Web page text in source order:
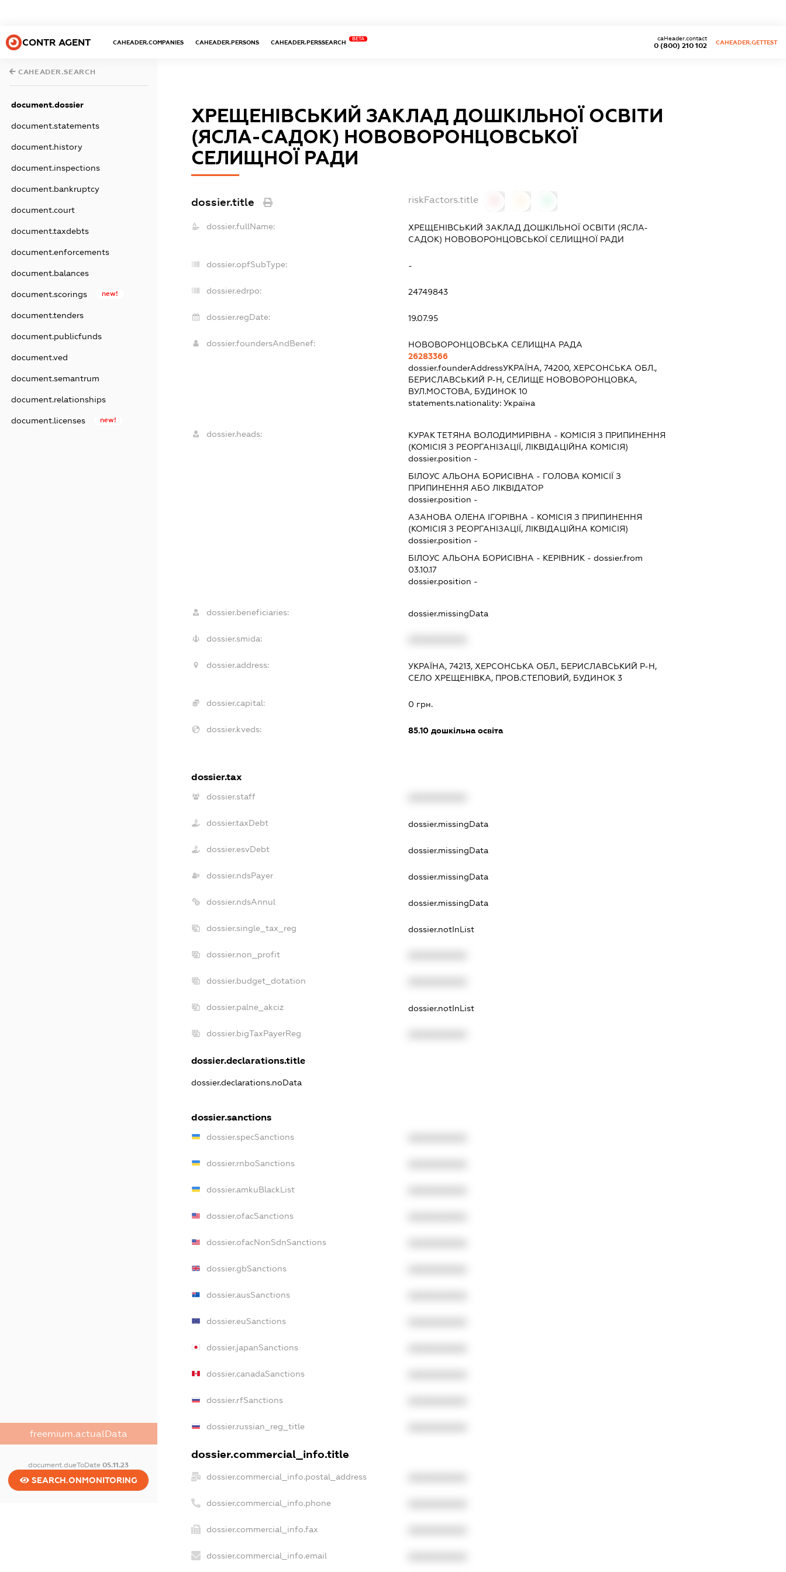
CONTR AGENT CAHEADER.COMPANIES CAHEADER.PERSONS CAHEADER.PERSSEARCH
BETA
0 (800) 210 102
caHeader.contact
CAHEADER.GETTEST
CAHEADER.SEARCH
document.dossier
document.statements
document.history
document.inspections
document.bankruptcy
document.court
document.taxdebts
document.enforcements
document.balances
document.scorings new!
document.tenders
document.publicfunds
document.ved
document.semantrum
document.relationships
document.licenses new!
freemium.actualData
document.dueToDate05.11.23
SEARCH.ONMONITORING
ХРЕЩЕНІВСЬКИЙ ЗАКЛАД ДОШКІЛЬНОЇ ОСВІТИ
(ЯСЛА-САДОК) НОВОВОРОНЦОВСЬКОЇ
СЕЛИЩНОЇ РАДИ
dossier.title riskFactors.title
dossier.fullName:
ХРЕЩЕНІВСЬКИЙ ЗАКЛАД ДОШКІЛЬНОЇ ОСВІТИ (ЯСЛА-
САДОК) НОВОВОРОНЦОВСЬКОЇ СЕЛИЩНОЇ РАДИ
dossier.opfSubType: -
dossier.edrpo: 24749843
dossier.regDate: 19.07.95
dossier.foundersAndBenef:
НОВОВОРОНЦОВСЬКА СЕЛИЩНА РАДА
26283366
dossier.founderAddressУКРАЇНА, 74200, ХЕРСОНСЬКА ОБЛ.,
БЕРИСЛАВСЬКИЙ Р-Н, СЕЛИЩЕ НОВОВОРОНЦОВКА,
ВУЛ.МОСТОВА, БУДИНОК 10
statements.nationality: Україна
dossier.heads: КУРАК ТЕТЯНА ВОЛОДИМИРІВНА - КОМІСІЯ З ПРИПИНЕННЯ
(КОМІСІЯ З РЕОРГАНІЗАЦІЇ, ЛІКВІДАЦІЙНА КОМІСІЯ)
dossier.position -
БІЛОУС АЛЬОНА БОРИСІВНА - ГОЛОВА КОМІСІЇ З
ПРИПИНЕННЯ АБО ЛІКВІДАТОР
dossier.position -
АЗАНОВА ОЛЕНА ІГОРІВНА - КОМІСІЯ З ПРИПИНЕННЯ
(КОМІСІЯ З РЕОРГАНІЗАЦІЇ, ЛІКВІДАЦІЙНА КОМІСІЯ)
dossier.position -
БІЛОУС АЛЬОНА БОРИСІВНА - КЕРІВНИК - dossier.from
03.10.17
dossier.position -
dossier.beneficiaries: dossier.missingData
dossier.smida:
dossier.address:
УКРАЇНА, 74213, ХЕРСОНСЬКА ОБЛ., БЕРИСЛАВСЬКИЙ Р-Н,
СЕЛО ХРЕЩЕНІВКА, ПРОВ.СТЕПОВИЙ, БУДИНОК 3
dossier.capital: 0 грн.
dossier.kveds: 85.10дошкільна освіта
dossier.tax
dossier.staff
dossier.taxDebt dossier.missingData
dossier.esvDebt dossier.missingData
dossier.ndsPayer dossier.missingData
dossier.ndsAnnul dossier.missingData
dossier.single_tax_reg dossier.notInList
dossier.non_profit
dossier.budget_dotation
dossier.palne_akciz dossier.notInList
dossier.bigTaxPayerReg
dossier.declarations.title
dossier.declarations.noData
dossier.sanctions
dossier.specSanctions
dossier.rnboSanctions
dossier.amkuBlackList
dossier.ofacSanctions
dossier.ofacNonSdnSanctions
dossier.gbSanctions
dossier.ausSanctions
dossier.euSanctions
dossier.japanSanctions
dossier.canadaSanctions
dossier.rfSanctions
dossier.russian_reg_title
dossier.commercial_info.title
dossier.commercial_info.postal_address
dossier.commercial_info.phone
dossier.commercial_info.fax
dossier.commercial_info.email